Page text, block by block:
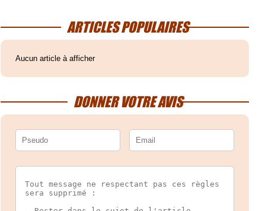
ARTICLES POPULAIRES
Aucun article à afficher
DONNER VOTRE AVIS